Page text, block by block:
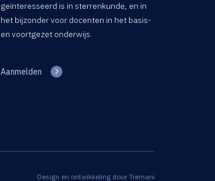
geïnteresseerd is in sterrenkunde, en in
het bijzonder voor docenten in het basis-
en voortgezet onderwijs.
Aanmelden
Design en ontwikkeling door Tremani